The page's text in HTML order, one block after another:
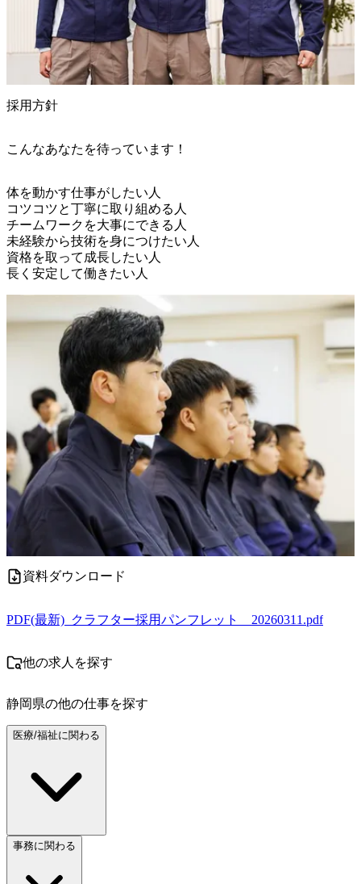
採用方針
こんなあなたを待っています！
体を動かす仕事がしたい人
コツコツと丁寧に取り組める人
チームワークを大事にできる人
未経験から技術を身につけたい人
資格を取って成長したい人
資料ダウンロード
PDF(最新)_クラフター採用パンフレット__20260311.pdf
他の求人を探す
静岡県の他の仕事を探す
医療/福祉に関わる
事務に関わる